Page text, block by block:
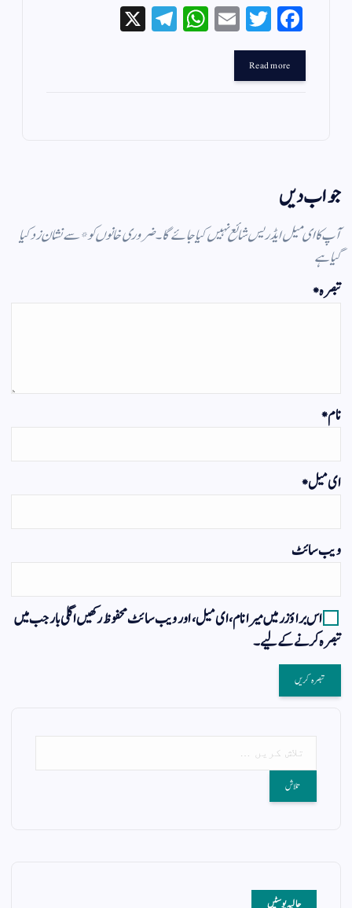
Fa
ce
bo
ok
T
wi
r
E
W
Te
Read more
جواب دیں
آپ کا ای میل ایڈریس شائع نہیں کیا جائے گا۔ضروری خانوں کو*سے نشان زد کیا
گیا ہے
تبصرہ*
نام*
ای میل*
ویب‌ سائٹ
اس براؤزر میں میرا نام، ای میل، اور ویب سائٹ محفوظ رکھیں اگلی بار جب میں
تبصرہ کرنے کےلیے۔
حالیہ پوسٹیں